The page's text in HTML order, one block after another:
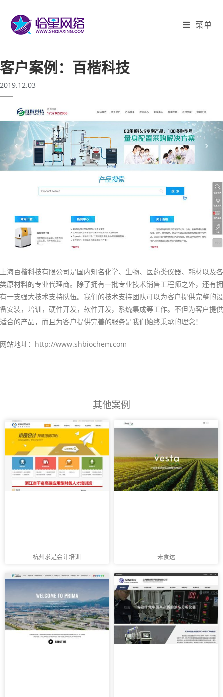
菜单
客户案例：百楷科技
2019.12.03
上海百楷科技有限公司是国内知名化学、生物、医药类仪器、耗材以及各
类原材料的专业代理商。除了拥有一批专业技术销售工程师之外，还有拥
有一支强大技术支持队伍。我们的技术支持团队可以为客户提供完整的设
备安装，培训，硬件开发，软件开发，系统集成等工作。不但为客户提供
适合的产品，而且为客户提供完善的服务是我们始终秉承的理念！
网站地址：http://www.shbiochem.com
其他案例
杭州求是会计培训 未食达